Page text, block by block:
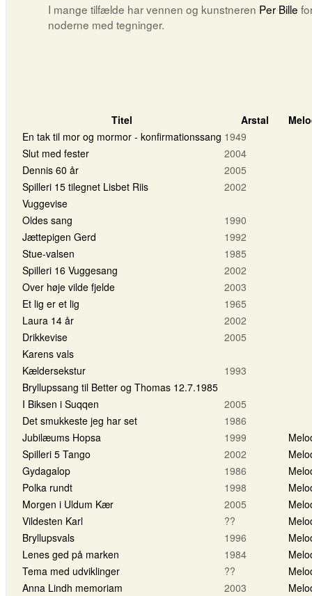
I mange tilfælde har vennen og kunstneren Per Bille
noderne med tegninger.
Titel Arstal
En tak til mor og mormor - konfirmationssang 1949
Slut med fester
2004
Dennis 60 år
2005
Spilleri 15 tilegnet Lisbet Riis
2002
Vuggevise
Oldes sang
1990
Jættepigen Gerd
1992
Stue-valsen
1985
Spilleri 16 Vuggesang
2002
Over høje vilde fjelde
2003
Et lig er et lig
1965
Laura 14 år
2002
Drikkevise
2005
Karens vals
Kældersekstur
1993
Bryllupssang til Better og Thomas 12.7.1985
I Biksen i Suqqen
2005
Det smukkeste jeg har set
1986
Jubilæums Hopsa
1999
Spilleri 5 Tango
2002
Gydagalop
1986
Polka rundt
1998
Morgen i Uldum Kær
2005
Vildesten Karl
??
Bryllupsvals
1996
Lenes ged på marken
1984
Tema med udviklinger
??
Anna Lindh memoriam
2003